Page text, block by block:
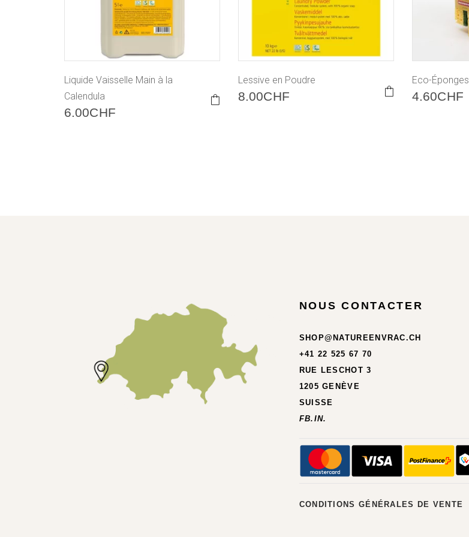
Liquide Vaisselle Main à la
Calendula
6.00CHF
This
product
Lessive en Poudre
8.00CHF
Eco-Éponges
4.60CHF
NOUS CONTACTER
SHOP@NATUREENVRAC.CH
+41 22 525 67 70
RUE LESCHOT 3
1205 GENÈVE
SUISSE
FB. IN.
CONDITIONS GÉNÉRALES DE VENTE